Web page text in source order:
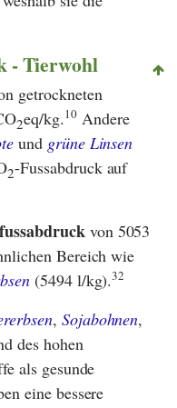
- Tierwohl
getrockneten
2eq/kg.10Andere
und grüne Linsen
2-Fussabdruck auf
von 5053
Bereich wie
(5494 l/kg).32
, Sojabohnen,
des hohen
als gesunde
eine bessere